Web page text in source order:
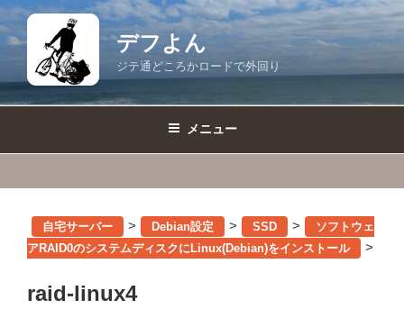
コ
ン
デフよん
ジテ通どころかロードで外回り
メニュー
自宅サーバー > Debian設定 > SSD >
ソフトウェ
アRAID0のシステムディスクにLinux(Debian)をインストール
>
raid-linux4